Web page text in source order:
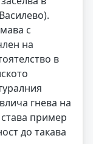
с
на
в
гнева на
пример
до такава